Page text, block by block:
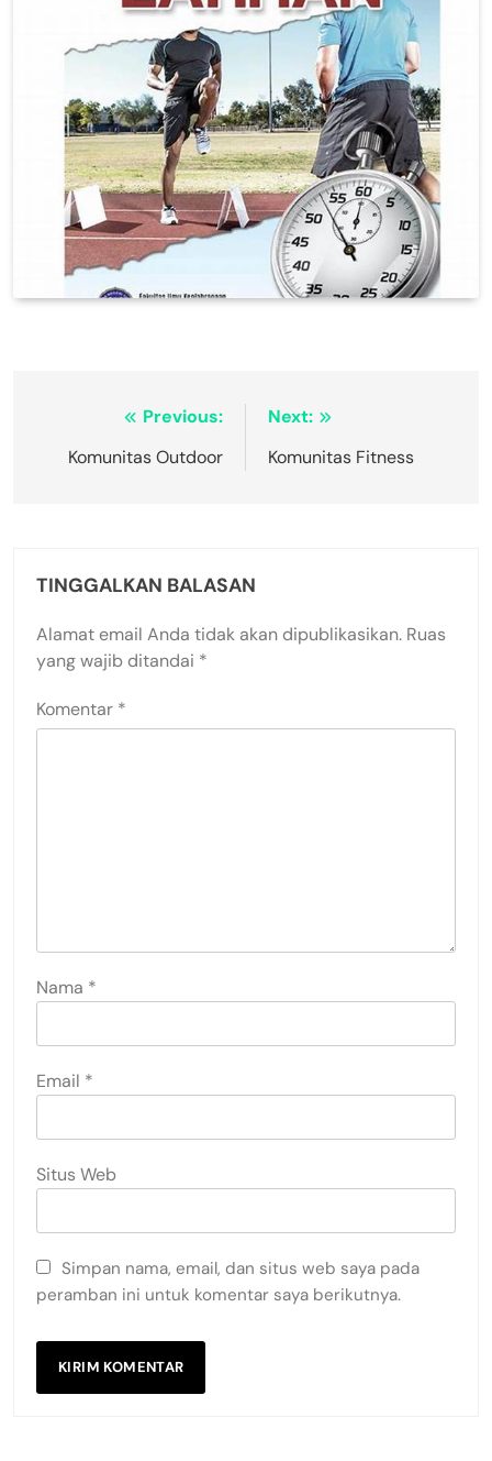
Navigasi
pos
Previous:
Komunitas Outdoor
Next:
Komunitas Fitness
TINGGALKAN BALASAN
Alamat email Anda tidak akan dipublikasikan. Ruas
yang wajib ditandai *
Komentar *
Nama *
Email *
Situs Web
Simpan nama, email, dan situs web saya pada
peramban ini untuk komentar saya berikutnya.